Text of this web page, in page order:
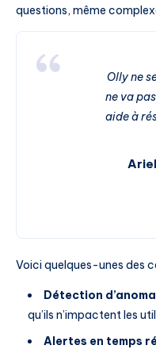
questions, même
Olly ne
ne va
aide à
Voici quelques-unes des
Détection
qu’ils n’impactent les
Alertes en temps